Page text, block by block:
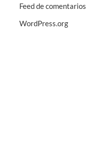
Feed de comentarios
WordPress.org